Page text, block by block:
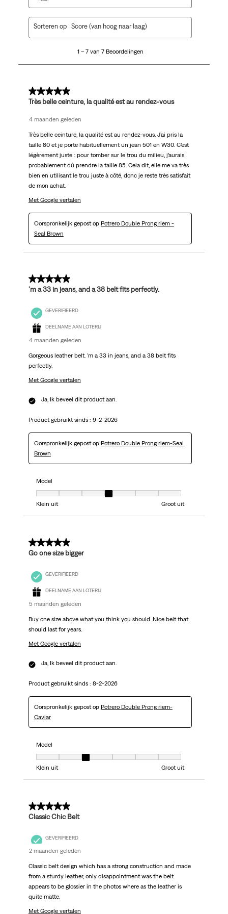
7
1 – 7 van 7 Beoordelingen
Sorteren op Score (van hoog naar laag)
5 van 5 sterren.
Très belle ceinture, la qualité est au rendez-vous
4 maanden geleden
Très belle ceinture, la qualité est au rendez-vous. J’ai pris la
taille 80 et je porte habituellement un jean 501 en W30. C’est
légèrement juste : pour tomber sur le trou du milieu, j’aurais
probablement dû prendre la taille 85. Cela dit, elle me va très
bien en utilisant le trou juste à côté, donc je reste très satisfait
de mon achat.
Met Google vertalen
Oorspronkelijk gepost op Potrero Double Prong riem -
Seal Brown
5 van 5 sterren.
'm a 33 in jeans, and a 38 belt fits perfectly.
GEVERIFIEERD
DEELNAME AAN LOTERIJ
4 maanden geleden
Gorgeous leather belt. 'm a 33 in jeans, and a 38 belt fits
perfectly.
Met Google vertalen
Ja, Ik beveel dit product aan.
Product gebruikt sinds : 9-2-2026
Oorspronkelijk gepost op Potrero Double Prong riem-Seal
Brown
Model
Model, 4 van 7, waarbij 1 gelijk is aan Klein uit en 7 gelijk is aan Groot uit
Klein uit
Groot uit
5 van 5 sterren.
Go one size bigger
GEVERIFIEERD
DEELNAME AAN LOTERIJ
5 maanden geleden
Buy one size above what you think you should. Nice belt that
should last for years.
Met Google vertalen
Ja, Ik beveel dit product aan.
Product gebruikt sinds : 8-2-2026
Oorspronkelijk gepost op Potrero Double Prong riem-
Caviar
Model
Model, 3 van 7, waarbij 1 gelijk is aan Klein uit en 7 gelijk is aan Groot uit
Klein uit
Groot uit
4 van 5 sterren.
Classic Chic Belt
GEVERIFIEERD
2 maanden geleden
Classic belt design which has a strong construction and made
from a sturdy leather, only disappointment was the belt
appears to be glossier in the photos where as the leather is
quite matte.
Met Google vertalen